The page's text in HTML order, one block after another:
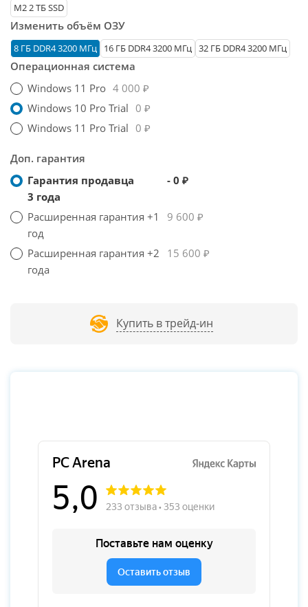
M2 2 ТБ SSD
Изменить объём ОЗУ
8 ГБ DDR4 3200 МГц 16 ГБ DDR4 3200 МГц 32 ГБ DDR4 3200 МГц
Операционная система
Windows 11 Pro 4 000 ₽
Windows 10 Pro Trial 0 ₽
Windows 11 Pro Trial 0 ₽
Доп. гарантия
Гарантия продавца
3 года
- 0 ₽
Расширенная гарантия +1
год
9 600 ₽
Расширенная гарантия +2
года
15 600 ₽
Купить в трейд-ин